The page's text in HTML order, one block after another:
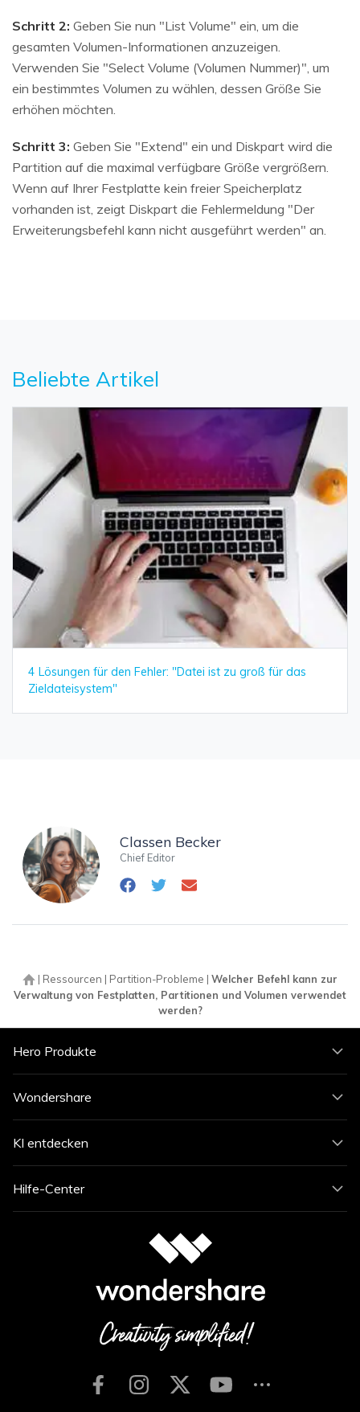
Schritt 2: Geben Sie nun "List Volume" ein, um die
gesamten Volumen-Informationen anzuzeigen.
Verwenden Sie "Select Volume (Volumen Nummer)", um
ein bestimmtes Volumen zu wählen, dessen Größe Sie
erhöhen möchten.
Schritt 3: Geben Sie "Extend" ein und Diskpart wird die
Partition auf die maximal verfügbare Größe vergrößern.
Wenn auf Ihrer Festplatte kein freier Speicherplatz
vorhanden ist, zeigt Diskpart die Fehlermeldung "Der
Erweiterungsbefehl kann nicht ausgeführt werden" an.
Beliebte Artikel
4 Lösungen für den Fehler: "Datei ist zu groß für das
Zieldateisystem"
Classen Becker
Chief Editor
| Ressourcen | Partition-Probleme | Welcher Befehl kann zur
Verwaltung von Festplatten, Partitionen und Volumen verwendet
werden?
Hero Produkte
Wondershare
KI entdecken
Hilfe-Center